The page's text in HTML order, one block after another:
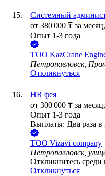
Системный
от 380 000 ₸ за месяц,
Опыт 1-3 года
ТОО KazCrane
Петропавловск,
Откликнуться
HR фея
от 300 000 ₸ за месяц,
Опыт 1-3 года
Выплаты: Два раза в
ТОО Vizavi company
Петропавловск,
Откликнитесь среди
Откликнуться